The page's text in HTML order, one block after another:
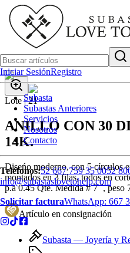
Iniciar SesiónRegistro
Subasta
Subastas Anteriores
Servicios
Nosotros
Contacto
Teléfonos:52 667 759 35 0052
info@subastaslovetohelp.com
Solicitar facturaWhatsApp: 667
Lote |21
ANILLO CON 30
14K.
Diseńo moderno, con 5 círculos
montados en 3 filas, todos en
p.a 0.45 Qte. Medida # 7 ˝, peso
Artículo en consignación
Subasta — Joyería y